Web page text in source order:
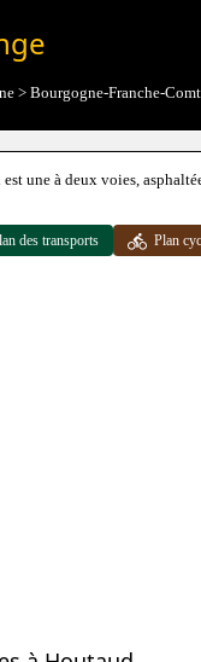
> Bourgogne-Franche-
une à deux voies,
des transports Plan